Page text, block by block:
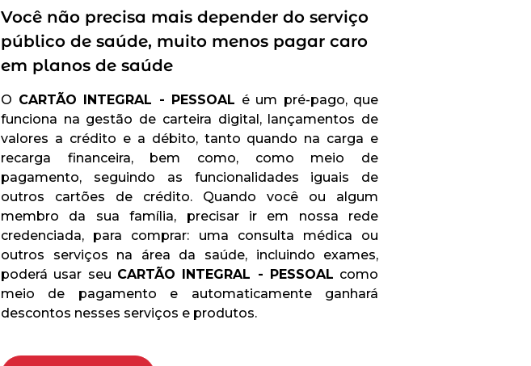
Você não precisa mais depender do serviço
público de saúde, muito menos pagar caro
em planos de saúde
O CARTÃO INTEGRAL - PESSOAL é um pré-pago, que
funciona na gestão de carteira digital, lançamentos de
valores a crédito e a débito, tanto quando na carga e
recarga financeira, bem como, como meio de
pagamento, seguindo as funcionalidades iguais de
outros cartões de crédito. Quando você ou algum
membro da sua família, precisar ir em nossa rede
credenciada, para comprar: uma consulta médica ou
outros serviços na área da saúde, incluindo exames,
poderá usar seu CARTÃO INTEGRAL - PESSOAL como
meio de pagamento e automaticamente ganhará
descontos nesses serviços e produtos.